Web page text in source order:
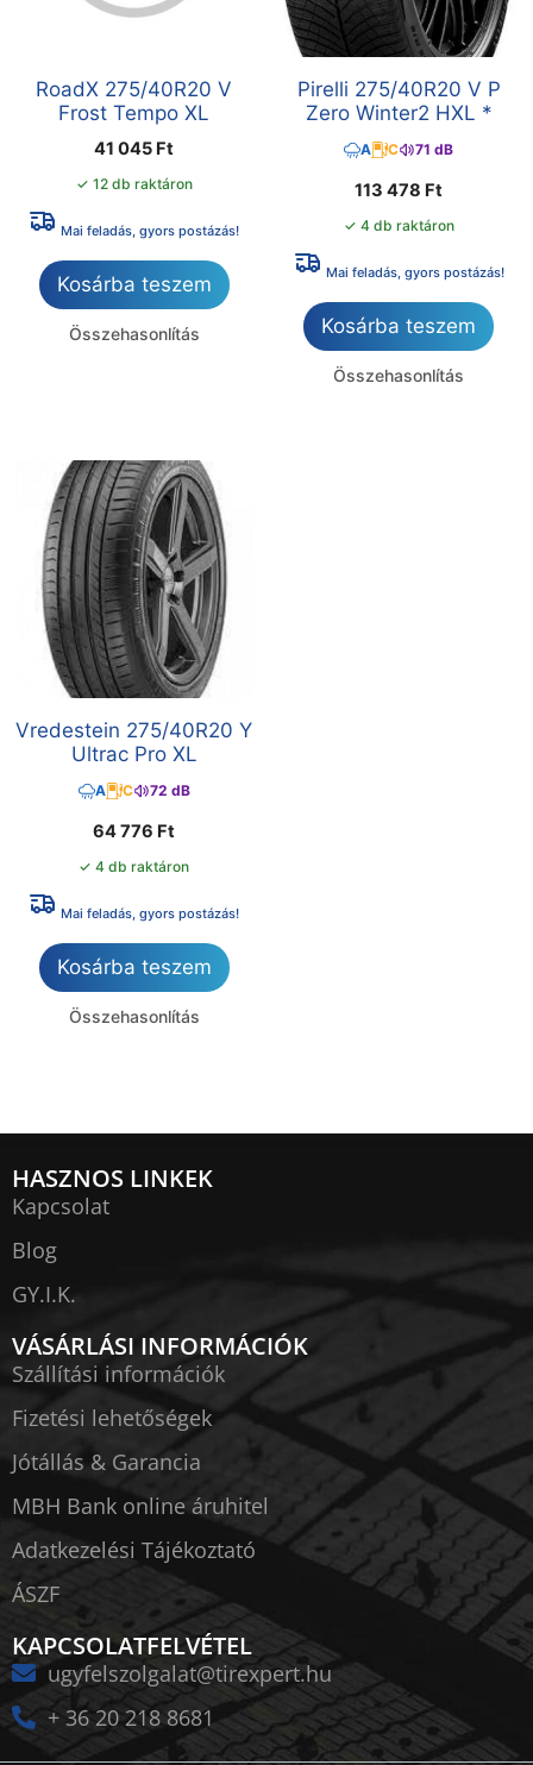
RoadX 275/40R20 V
Frost Tempo XL
41 045 Ft
✓ 12 db raktáron
Mai feladás, gyors postázás!
Kosárba teszem
Összehasonlítás
Pirelli 275/40R20 V P
Zero Winter2 HXL *
A C 71 dB
113 478 Ft
✓ 4 db raktáron
Mai feladás, gyors postázás!
Kosárba teszem
Összehasonlítás
Vredestein 275/40R20 Y
Ultrac Pro XL
A C 72 dB
64 776 Ft
✓ 4 db raktáron
Mai feladás, gyors postázás!
Kosárba teszem
Összehasonlítás
HASZNOS LINKEK
Kapcsolat
Blog
GY.I.K.
VÁSÁRLÁSI INFORMÁCIÓK
Szállítási információk
Fizetési lehetőségek
Jótállás & Garancia
MBH Bank online áruhitel
Adatkezelési Tájékoztató
ÁSZF
KAPCSOLATFELVÉTEL
ugyfelszolgalat@tirexpert.hu
+ 36 20 218 8681